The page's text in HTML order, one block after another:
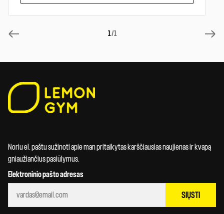
1/1
Noriu el. paštu sužinoti apie man pritaikytas karščiausias naujienas ir kvapą
gniaužiančius pasiūlymus.
Elektroninio pašto adresas
SIŲSTI